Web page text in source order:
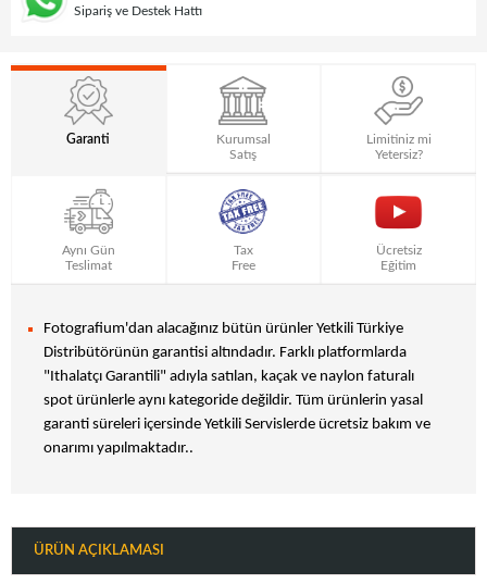
Sipariş ve Destek Hattı
Garanti
Kurumsal
Satış
Limitiniz mi
Yetersiz?
Aynı Gün
Teslimat
Tax
Free
Ücretsiz
Eğitim
Fotografium'dan alacağınız bütün ürünler Yetkili Türkiye
Distribütörünün garantisi altındadır. Farklı platformlarda
"Ithalatçı Garantili" adıyla satılan, kaçak ve naylon faturalı
spot ürünlerle aynı kategoride değildir. Tüm ürünlerin yasal
garanti süreleri içersinde Yetkili Servislerde ücretsiz bakım ve
onarımı yapılmaktadır..
ÜRÜN AÇIKLAMASI